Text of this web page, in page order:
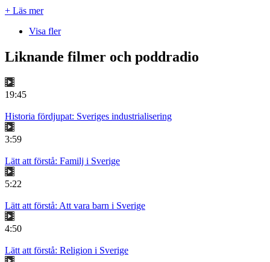
+ Läs mer
Visa fler
Liknande filmer och poddradio
19:45
Historia fördjupat: Sveriges industrialisering
3:59
Lätt att förstå: Familj i Sverige
5:22
Lätt att förstå: Att vara barn i Sverige
4:50
Lätt att förstå: Religion i Sverige